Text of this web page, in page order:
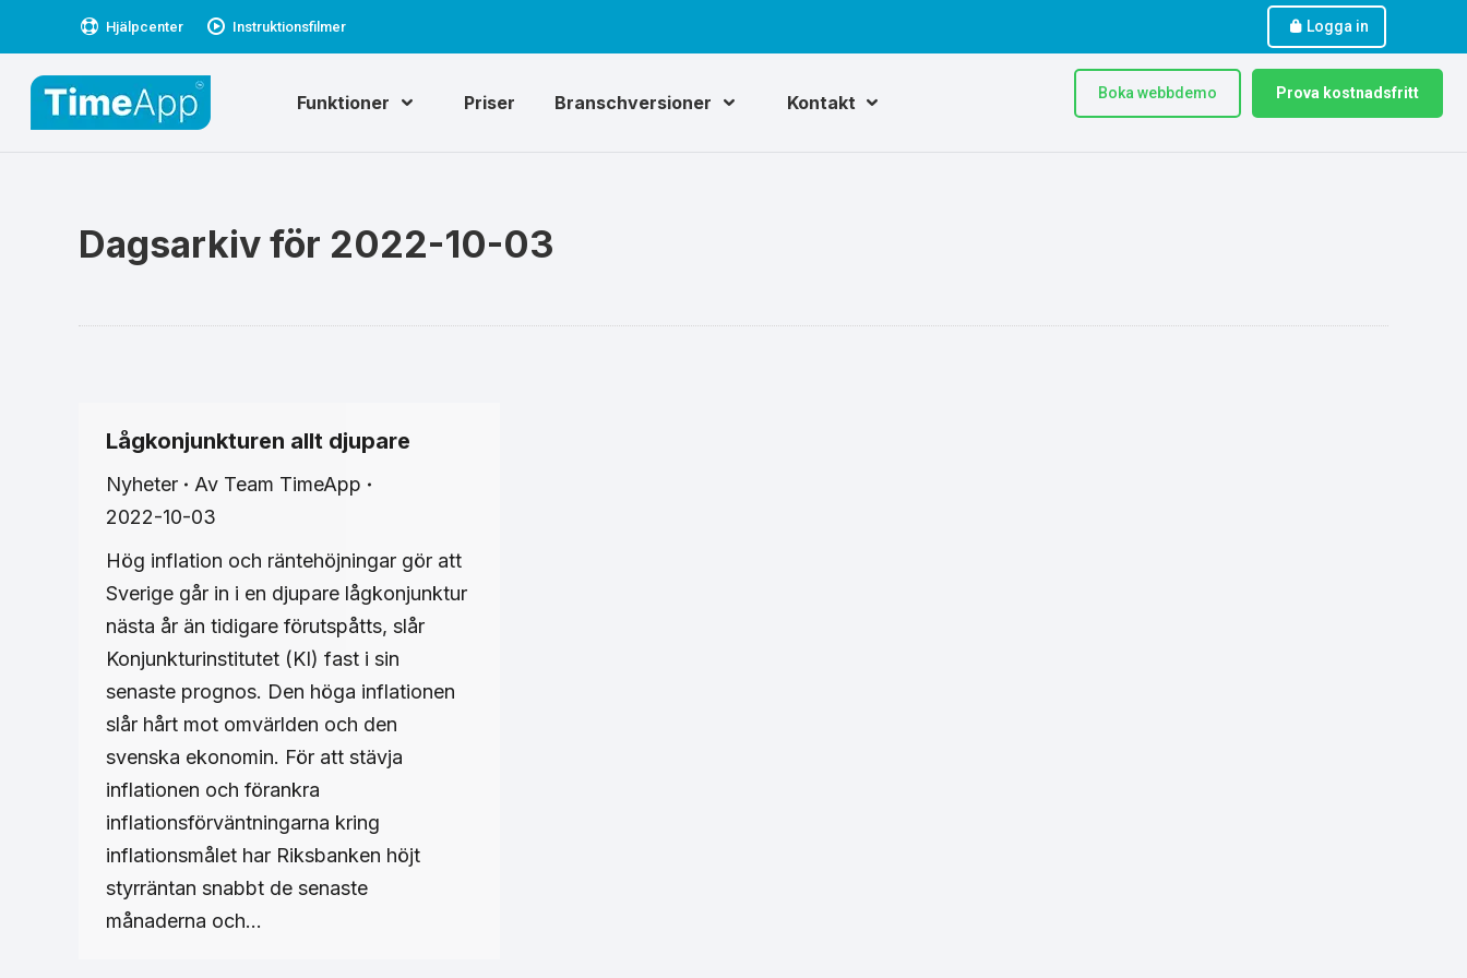
Hjälpcenter Instruktionsfilmer Logga in
Funktioner Priser Branschversioner Kontakt Boka webbdemo Prova kostnadsfritt
Dagsarkiv för 2022-10-03
Lågkonjunkturen allt djupare
Nyheter Av Team TimeApp
2022-10-03
Hög inflation och räntehöjningar gör att
Sverige går in i en djupare lågkonjunktur
nästa år än tidigare förutspåtts, slår
Konjunkturinstitutet (KI) fast i sin
senaste prognos. Den höga inflationen
slår hårt mot omvärlden och den
svenska ekonomin. För att stävja
inflationen och förankra
inflationsförväntningarna kring
inflationsmålet har Riksbanken höjt
styrräntan snabbt de senaste
månaderna och…